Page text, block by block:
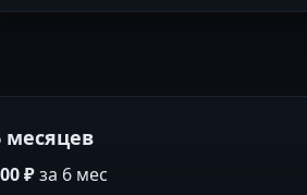
месяцев
₽за 6 мес